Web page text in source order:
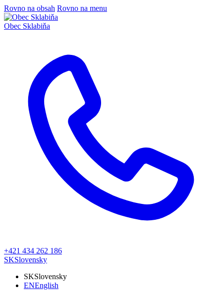
Rovno na obsah Rovno na menu
Obec Sklabiňa
+421 434 262 186
SKSlovensky
SKSlovensky
ENEnglish